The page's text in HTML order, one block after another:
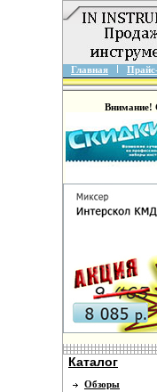
Главная
Внимание!
Каталог
Обзоры